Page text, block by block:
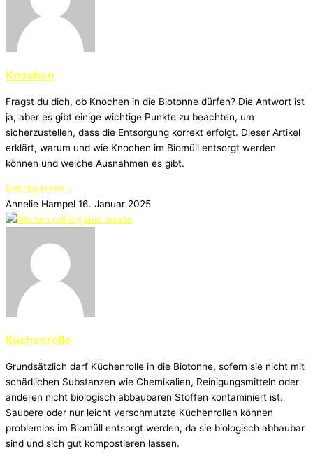
Knochen
Fragst du dich, ob Knochen in die Biotonne dürfen? Die Antwort ist
ja, aber es gibt einige wichtige Punkte zu beachten, um
sicherzustellen, dass die Entsorgung korrekt erfolgt. Dieser Artikel
erklärt, warum und wie Knochen im Biomüll entsorgt werden
können und welche Ausnahmen es gibt.
Beitrag lesen »
Annelie Hampel 16. Januar 2025
Küchenrolle
Grundsätzlich darf Küchenrolle in die Biotonne, sofern sie nicht mit
schädlichen Substanzen wie Chemikalien, Reinigungsmitteln oder
anderen nicht biologisch abbaubaren Stoffen kontaminiert ist.
Saubere oder nur leicht verschmutzte Küchenrollen können
problemlos im Biomüll entsorgt werden, da sie biologisch abbaubar
sind und sich gut kompostieren lassen.